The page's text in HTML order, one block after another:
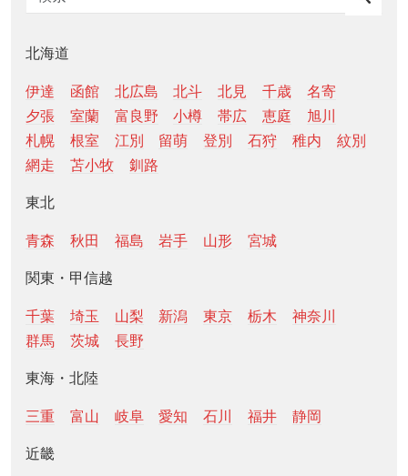
北海道
伊達 函館 北広島 北斗 北見 千歳
名寄
夕張
室蘭 富良野 小樽 帯広 恵庭
旭川
札幌
根室 江別 留萌 登別 石狩 稚内
紋別
網走
苫小牧 釧路
東北
青森 秋田 福島 岩手 山形 宮城
関東・甲信越
千葉 埼玉 山梨 新潟 東京 栃木
神奈川
群馬
茨城 長野
東海・北陸
三重 富山 岐阜 愛知 石川 福井 静岡
近畿